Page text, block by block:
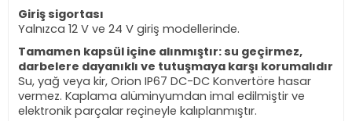
Giriş sigortası
Yalnızca 12 V ve 24 V giriş modellerinde.
Tamamen kapsül içine alınmıştır: su geçirmez,
darbelere dayanıklı ve tutuşmaya karşı korumalıdır
Su, yağ veya kir, Orion IP67 DC-DC Konvertöre hasar
vermez. Kaplama alüminyumdan imal edilmiştir ve
elektronik parçalar reçineyle kalıplanmıştır.